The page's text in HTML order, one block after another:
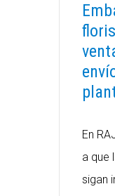
En
a que
sigan